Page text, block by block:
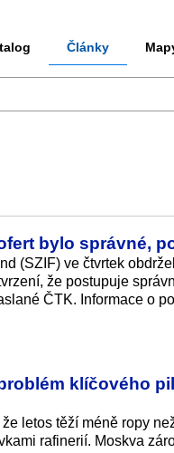
Články
bylo správné,
(SZIF) ve čtvrtek
že postupuje
ČTK. Informace o
klíčového
letos těží méně ropy
rafinerií. Moskva